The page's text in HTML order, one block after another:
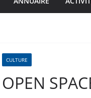
CULTURE
OPEN